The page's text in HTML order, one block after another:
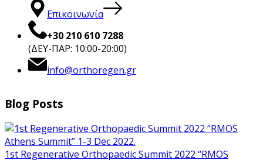
Blog Posts
1st Regenerative Orthopaedic Summit 2022 “RMOS
Επικοινωνία
+30 210 610 7288
(ΔΕΥ-ΠΑΡ: 10:00-20:00)
info@orthoregen.gr